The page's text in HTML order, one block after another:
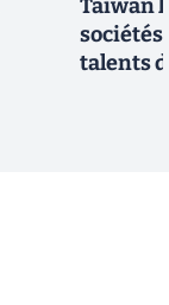
Taiwan
sociétés
talents